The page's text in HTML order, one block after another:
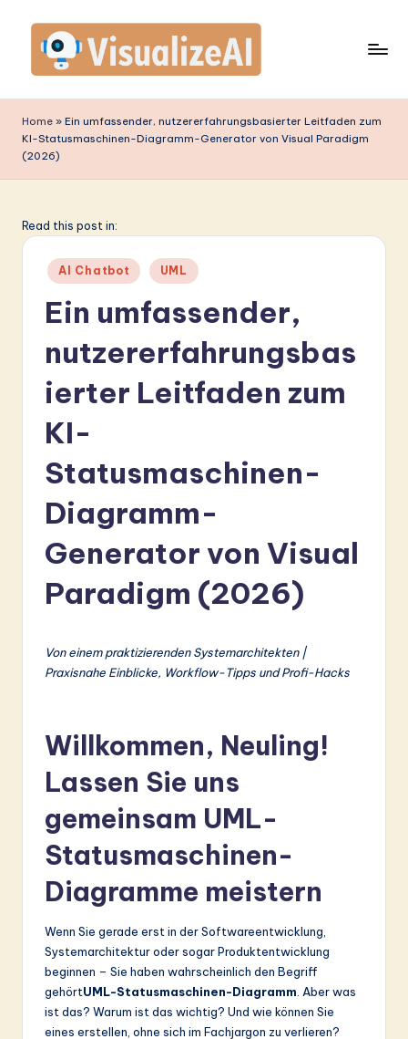
content
is
u
a
z
A
G
m
in
&
ft
w
Home » Ein umfassender, nutzererfahrungsbasierter Leitfaden zum
KI-Statusmaschinen-Diagramm-Generator von Visual Paradigm
(2026)
Read this post in:
Posted
in
AI Chatbot UML
Ein umfassender,
nutzererfahrungsbas
ierter Leitfaden zum
KI-
Statusmaschinen-
Diagramm-
Generator von Visual
Paradigm (2026)
Von einem praktizierenden Systemarchitekten |
Praxisnahe Einblicke, Workflow-Tipps und Profi-Hacks
Willkommen, Neuling!
Lassen Sie uns
gemeinsam UML-
Statusmaschinen-
Diagramme meistern
Wenn Sie gerade erst in der Softwareentwicklung,
Systemarchitektur oder sogar Produktentwicklung
beginnen – Sie haben wahrscheinlich den Begriff
gehörtUML-Statusmaschinen-Diagramm . Aber was
ist das? Warum ist das wichtig? Und wie können Sie
eines erstellen, ohne sich im Fachjargon zu verlieren?